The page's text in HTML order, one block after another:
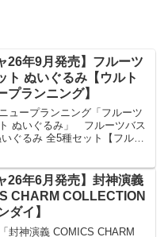
26年9月発売】フルーツ
ト ぬいぐるみ【ウルト
プランニング】
ュープランニング「フルーツ
ぬいぐるみ」 フルーツバス
ぐるみ 全5種セット【フルコ
トイ売り場から発売されま
ル...
26年6月発売】封神演義
CHARM COLLECTION
ダイ】
封神演義 COMICS CHARM